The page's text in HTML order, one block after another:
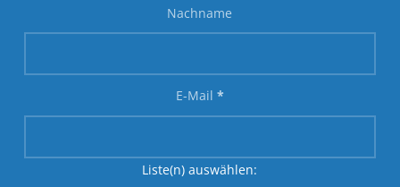
Nachname
E-Mail *
Liste(n) auswählen: